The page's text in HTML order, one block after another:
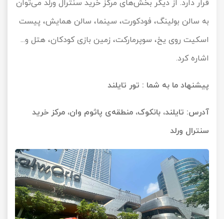
قرار دارد. از دیگر بخش‌های مرکز خرید سنترال ورلد می‌توان
به سالن بولینگ، فودکورت، سینما، سالن همایش، پیست
اسکیت روی یخ، سوپرمارکت، زمین بازی کودکان، هتل و...
اشاره کرد.
پیشنهاد ما به شما : تور تایلند
آدرس: تایلند، بانکوک، منطقه‌ی پاثوم وان، مرکز خرید
سنترال ورلد